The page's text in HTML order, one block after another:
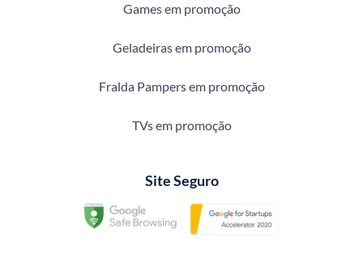
Games em promoção
Geladeiras em promoção
Fralda Pampers em promoção
TVs em promoção
Site Seguro